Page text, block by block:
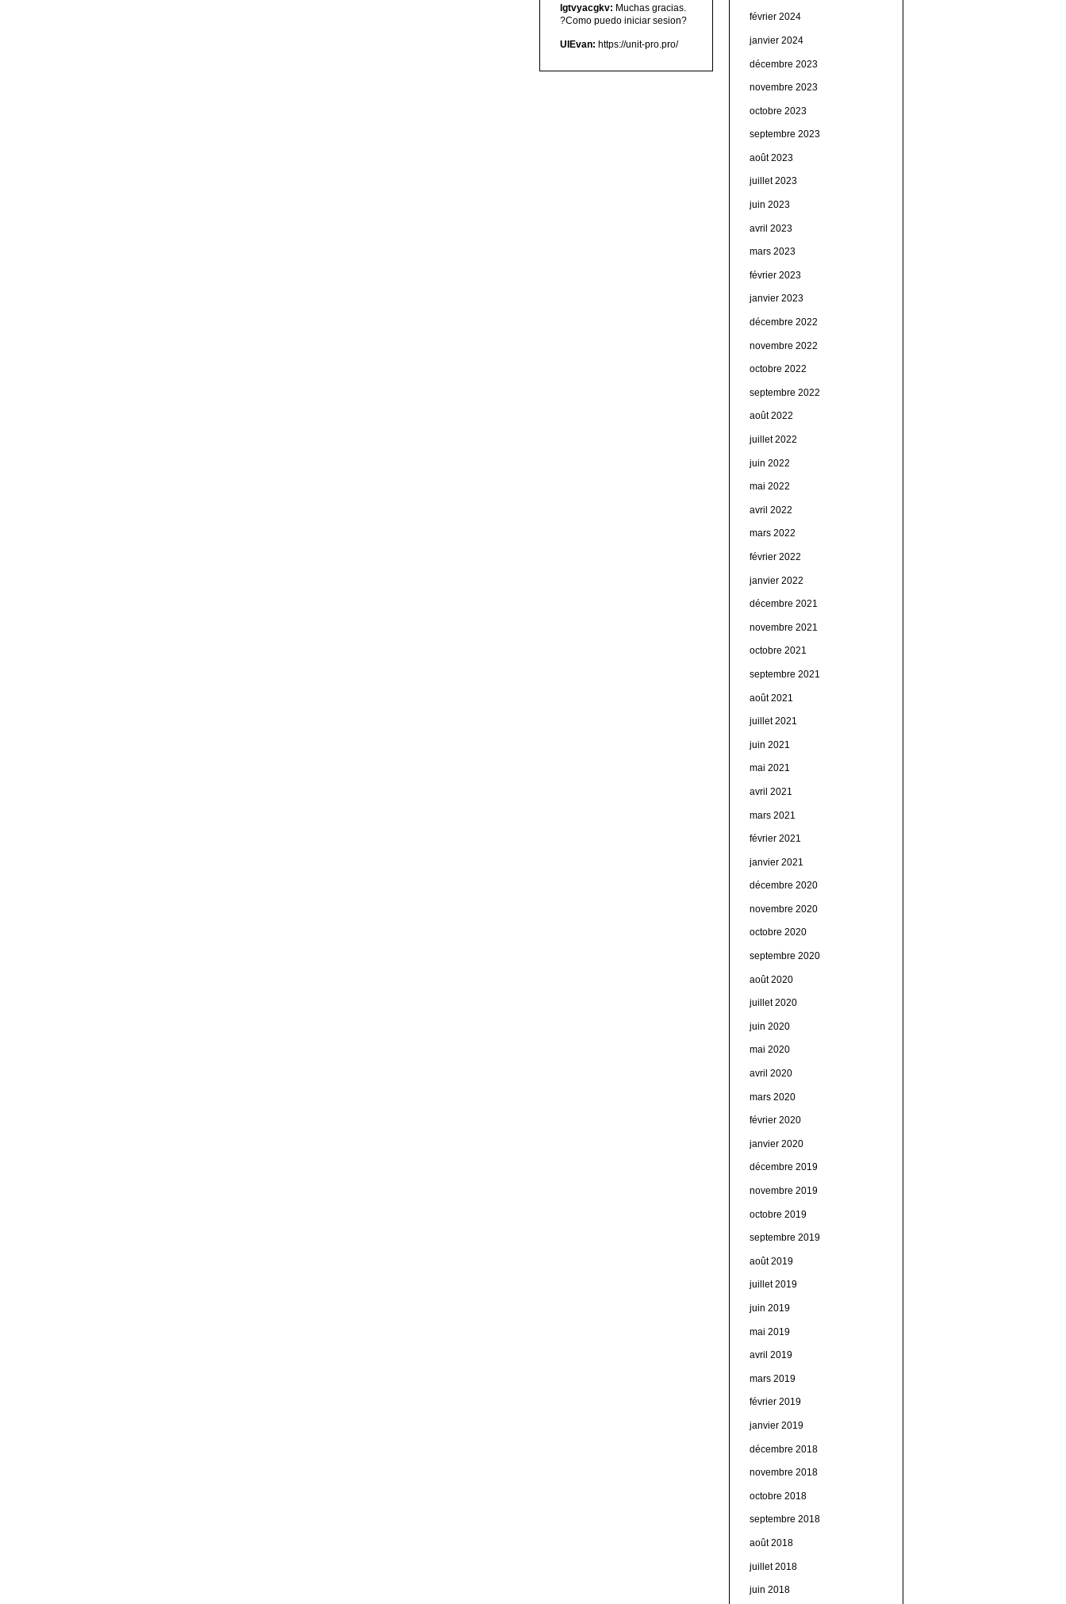
lgtvyacgkv: Muchas gracias.
?Como puedo iniciar sesion?
UIEvan: https://unit-pro.pro/
février 2024
janvier 2024
décembre 2023
novembre 2023
octobre 2023
septembre 2023
août 2023
juillet 2023
juin 2023
avril 2023
mars 2023
février 2023
janvier 2023
décembre 2022
novembre 2022
octobre 2022
septembre 2022
août 2022
juillet 2022
juin 2022
mai 2022
avril 2022
mars 2022
février 2022
janvier 2022
décembre 2021
novembre 2021
octobre 2021
septembre 2021
août 2021
juillet 2021
juin 2021
mai 2021
avril 2021
mars 2021
février 2021
janvier 2021
décembre 2020
novembre 2020
octobre 2020
septembre 2020
août 2020
juillet 2020
juin 2020
mai 2020
avril 2020
mars 2020
février 2020
janvier 2020
décembre 2019
novembre 2019
octobre 2019
septembre 2019
août 2019
juillet 2019
juin 2019
mai 2019
avril 2019
mars 2019
février 2019
janvier 2019
décembre 2018
novembre 2018
octobre 2018
septembre 2018
août 2018
juillet 2018
juin 2018